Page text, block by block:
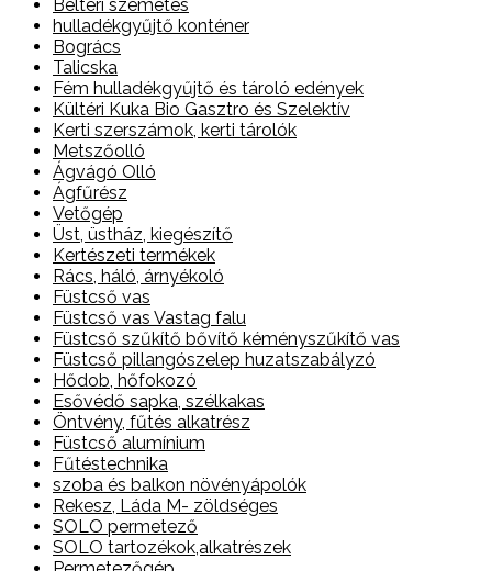
Beltéri szemetes
hulladékgyűjtő konténer
Bogrács
Talicska
Fém hulladékgyűjtő és tároló edények
Kültéri Kuka Bio Gasztro és Szelektív
Kerti szerszámok, kerti tárolók
Metszőolló
Ágvágó Olló
Ágfűrész
Vetőgép
Üst, üstház, kiegészítő
Kertészeti termékek
Rács, háló, árnyékoló
Füstcső vas
Füstcső vas Vastag falu
Füstcső szűkítő bővítő kéményszűkítő vas
Füstcső pillangószelep huzatszabályzó
Hődob, hőfokozó
Esővédő sapka, szélkakas
Öntvény, fűtés alkatrész
Füstcső alumínium
Fűtéstechnika
szoba és balkon növényápolók
Rekesz, Láda M- zöldséges
SOLO permetező
SOLO tartozékok,alkatrészek